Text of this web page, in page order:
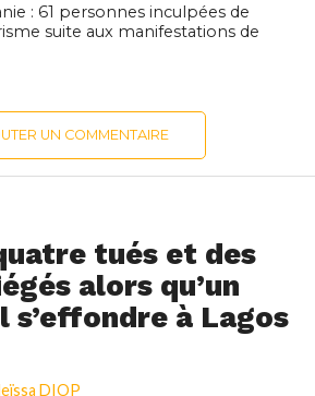
: 61 personnes inculpées de
suite aux manifestations de
UN COMMENTAIRE
tués et des
alors qu’un
à Lagos
DIOP